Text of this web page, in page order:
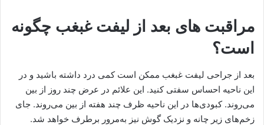
مراقبت های بعد از لیفت غبغب چگونه
است؟
بعد از جراحی لیفت غبغب ممکن است کمی درد داشته باشید و در
این ناحیه احساس سفتی کنید. این علائم در عرض چند روز از بین
می‌روند. کبودی‌ها در این ناحیه ظرف چند هفته از بین می‌روند. جای
زخم‌های زیر چانه و نزدیک گوش نیز به‌مرور برطرف خواهد شد.